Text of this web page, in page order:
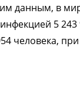
данным, в
5 243
человека,